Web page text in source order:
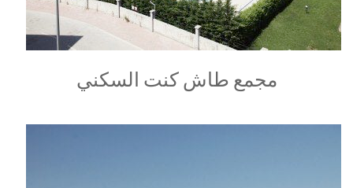
مجمع طاش كنت السكني